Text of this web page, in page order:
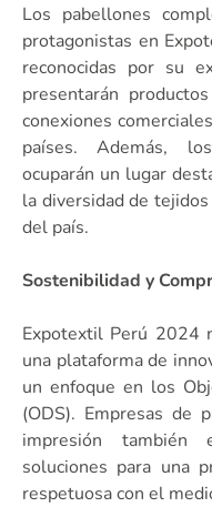
Los pabellones
protagonistas en
reconocidas por su
presentarán
conexiones
países. Además,
ocuparán un lugar
la diversidad de
del país.
Sostenibilidad y
Expotextil Perú 2024
una plataforma de
un enfoque en los
(ODS). Empresas de
impresión también
soluciones para una
respetuosa con el